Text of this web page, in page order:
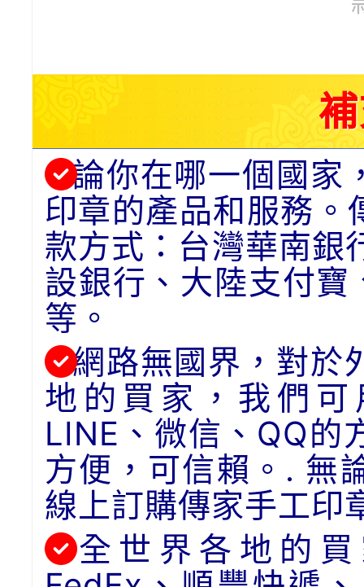
論你在哪一個國家
印章的產品和服務。
款方式：台灣華南銀
設銀行、大陸支付
等。
網路無國界，對於
地的買家，我們
LINE、微信、QQ的
方便，可信賴。. 無
線上訂購傳家手工印
全世界各地的買